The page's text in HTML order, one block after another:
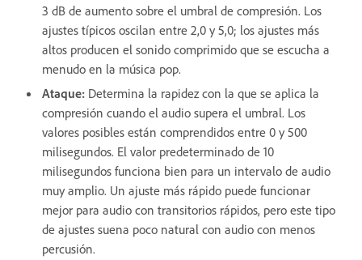
3 dB de aumento sobre el umbral de compresión. Los
ajustes típicos oscilan entre 2,0 y 5,0; los ajustes más
altos producen el sonido comprimido que se escucha a
menudo en la música pop.
Ataque: Determina la rapidez con la que se aplica la
compresión cuando el audio supera el umbral. Los
valores posibles están comprendidos entre 0 y 500
milisegundos. El valor predeterminado de 10
milisegundos funciona bien para un intervalo de audio
muy amplio. Un ajuste más rápido puede funcionar
mejor para audio con transitorios rápidos, pero este tipo
de ajustes suena poco natural con audio con menos
percusión.